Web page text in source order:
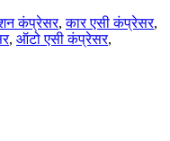
कंप्रेसर,कार एसी कंप्रेसर,
, ऑटो एसी कंप्रेसर,